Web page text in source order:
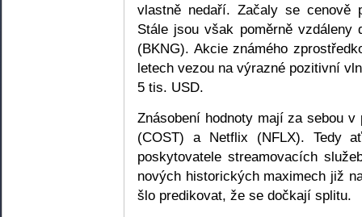
vlastně nedaří. Začaly se
Stále jsou však poměrně vzdáleny
(BKNG). Akcie známého
letech vezou na výrazné pozitivní
5 tis. USD.
Znásobení hodnoty mají za sebou
(COST) a Netflix (NFLX). Tedy
poskytovatele streamovacích
nových historických maximech již
šlo predikovat, že se dočkají splitu.